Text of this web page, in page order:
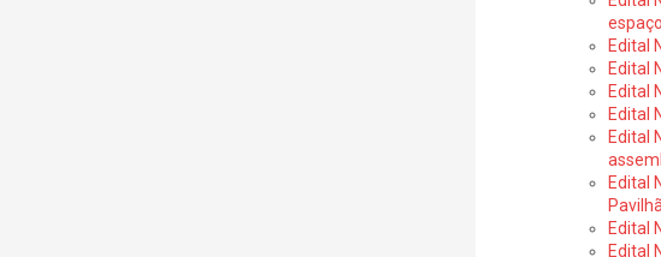
Edital
Edital
Edital
Edital
Edital
Edital
Edital
Edital